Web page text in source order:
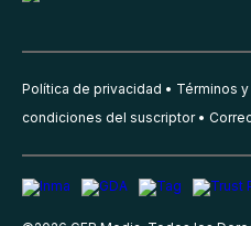
Política de privacidad Términos
condiciones del suscriptor